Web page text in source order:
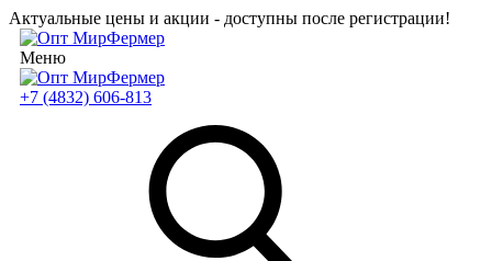
Актуальные цены и акции - доступны после регистрации!
Меню
+7 (4832) 606-813